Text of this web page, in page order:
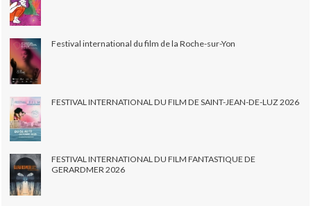
Festival international du film de la Roche-sur-Yon
FESTIVAL INTERNATIONAL DU FILM DE SAINT-JEAN-DE-LUZ 2026
FESTIVAL INTERNATIONAL DU FILM FANTASTIQUE DE
GERARDMER 2026